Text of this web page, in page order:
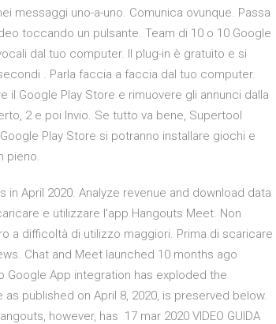
messaggi uno-a-uno. Comunica ovunque. Passa
toccando un pulsante. Team di 10 o 10 Google
dal tuo computer. Il plug-in è gratuito e si
. Parla faccia a faccia dal tuo computer.
Google Play Store e rimuovere gli annunci dalla
2 e poi Invio. Se tutto va bene, Supertool
Play Store si potranno installare giochi e
pieno.
April 2020. Analyze revenue and download data
e utilizzare l'app Hangouts Meet. Non
a difficoltà di utilizzo maggiori. Prima di scaricare
Chat and Meet launched 10 months ago
Google App integration has exploded the
published on April 8, 2020, is preserved below.
however, has 17 mar 2020 VIDEO GUIDA